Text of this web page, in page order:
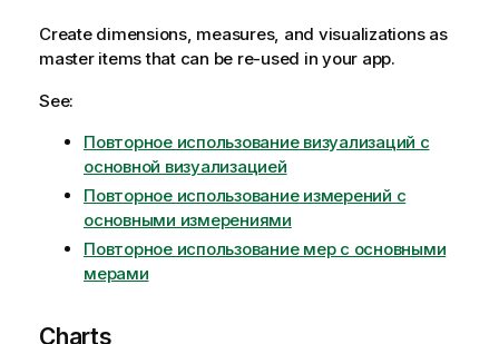
Create dimensions, measures, and visualizations as
master items that can be re-used in your app.
See:
Повторное использование визуализаций с
основной визуализацией
Повторное использование измерений с
основными измерениями
Повторное использование мер с основными
мерами
Charts